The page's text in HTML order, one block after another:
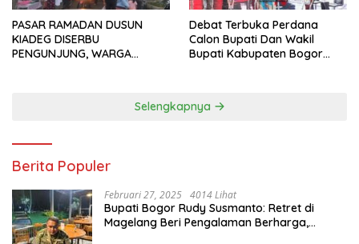
PASAR RAMADAN DUSUN
KIADEG DISERBU
PENGUNJUNG, WARGA
Debat Terbuka Perdana
Calon Bupati Dan Wakil
Bupati Kabupaten Bogor
Selengkapnya
Berita Populer
Februari 27, 2025 4014 Lihat
Bupati Bogor Rudy Susmanto: Retret di
Magelang Beri Pengalaman Berharga,